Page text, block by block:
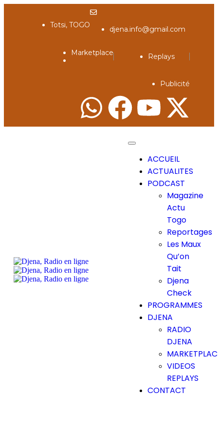
Totsi, TOGO djena.info@gmail.com
Marketplace Replays
Publicité
ACCUEIL
ACTUALITES
PODCAST
Magazine
Actu
Togo
Reportages
Les Maux
Qu’on
Tait
Djena
Check
PROGRAMMES
DJENA
RADIO
DJENA
VIDEOS
REPLAYS
CONTACT